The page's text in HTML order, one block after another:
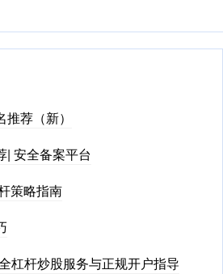
荐（新）
| 安全备案平台
策略指南
杠杆炒股服务与正规开户指导